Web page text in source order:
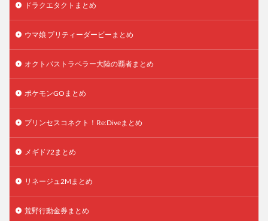
ドラクエタクトまとめ
ウマ娘 プリティーダービーまとめ
オクトパストラベラー大陸の覇者まとめ
ポケモンGOまとめ
プリンセスコネクト！Re:Diveまとめ
メギド72まとめ
リネージュ2Mまとめ
荒野行動金券まとめ